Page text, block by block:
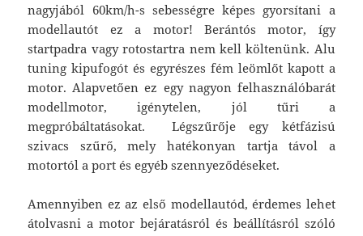
nagyjából 60km/h-s sebességre képes gyorsítani a
modellautót ez a motor! Berántós motor, így
startpadra vagy rotostartra nem kell költenünk. Alu
tuning kipufogót és egyrészes fém leömlőt kapott a
motor. Alapvetően ez egy nagyon felhasználóbarát
modellmotor, igénytelen, jól tűri a
megpróbáltatásokat. Légszűrője egy kétfázisú
szivacs szűrő, mely hatékonyan tartja távol a
motortól a port és egyéb szennyeződéseket.
Amennyiben ez az első modellautód, érdemes lehet
átolvasni a motor bejáratásról és beállításról szóló